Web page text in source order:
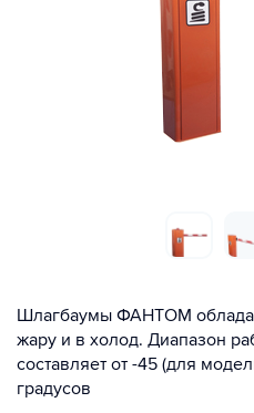
Шлагбаумы ФАНТОМ
жару и в холод. Диапазон
составляет от -45 (для
градусов